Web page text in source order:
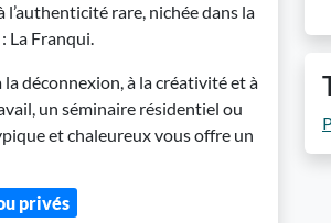
rare, nichée dans la
La Franqui.
déconnexion, à la créativité et à
un séminaire résidentiel ou
et chaleureux vous offre un
privés